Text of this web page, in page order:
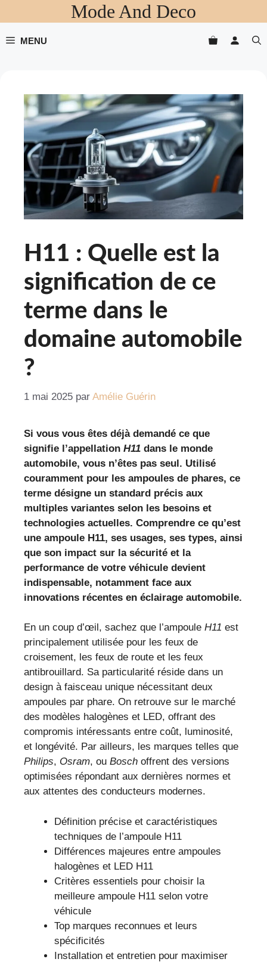
au
contenu
Mode And Deco
MENU
H11 : Quelle est la
signification de ce
terme dans le
domaine automobile
?
1 mai 2025 par Amélie Guérin
Si vous vous êtes déjà demandé ce que
signifie l’appellation H11 dans le monde
automobile, vous n’êtes pas seul. Utilisé
couramment pour les ampoules de phares, ce
terme désigne un standard précis aux
multiples variantes selon les besoins et
technologies actuelles. Comprendre ce qu’est
une ampoule H11, ses usages, ses types, ainsi
que son impact sur la sécurité et la
performance de votre véhicule devient
indispensable, notamment face aux
innovations récentes en éclairage automobile.
En un coup d’œil, sachez que l’ampoule H11 est
principalement utilisée pour les feux de
croisement, les feux de route et les feux
antibrouillard. Sa particularité réside dans un
design à faisceau unique nécessitant deux
ampoules par phare. On retrouve sur le marché
des modèles halogènes et LED, offrant des
compromis intéressants entre coût, luminosité,
et longévité. Par ailleurs, les marques telles que
Philips, Osram, ou Bosch offrent des versions
optimisées répondant aux dernières normes et
aux attentes des conducteurs modernes.
Définition précise et caractéristiques
techniques de l’ampoule H11
Différences majeures entre ampoules
halogènes et LED H11
Critères essentiels pour choisir la
meilleure ampoule H11 selon votre
véhicule
Top marques reconnues et leurs
spécificités
Installation et entretien pour maximiser